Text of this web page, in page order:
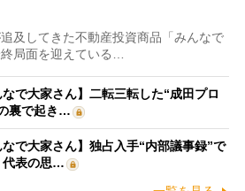
及してきた不動産投資商品「みんなで
局面を迎えている…
なで大家さん】二転三転した“成田プロ
裏で起き…
なで大家さん】独占入手“内部議事録”で
代表の思…